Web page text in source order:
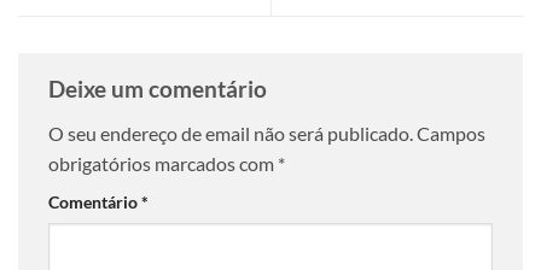
Deixe um comentário
O seu endereço de email não será publicado.Campos
obrigatórios marcados com *
Comentário*